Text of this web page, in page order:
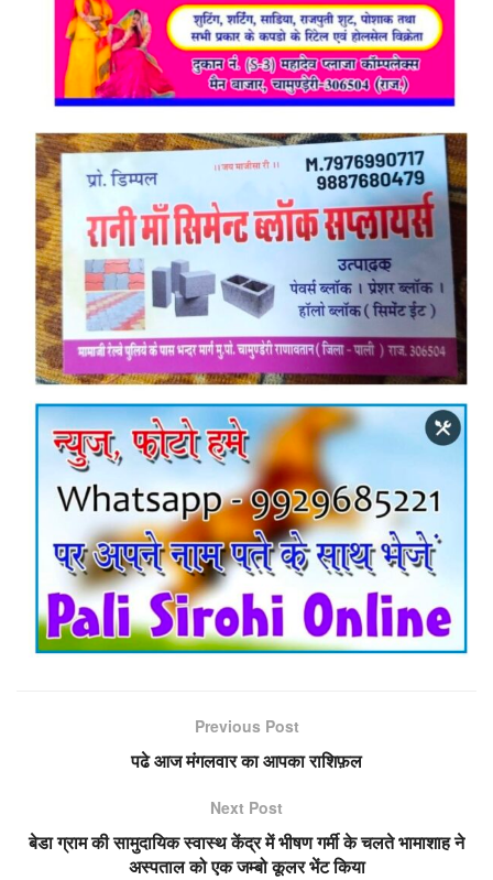
Previous Post
पढे आज मंगलवार का आपका राशिफ़ल
Next Post
बेडा ग्राम की सामुदायिक स्वास्थ केंद्र में भीषण गर्मी के चलते भामाशाह ने
अस्पताल को एक जम्बो कूलर भेंट किया